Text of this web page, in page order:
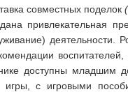
совместных поделок
привлекательная
деятельности.
доступны младшим
игры, с игровыми